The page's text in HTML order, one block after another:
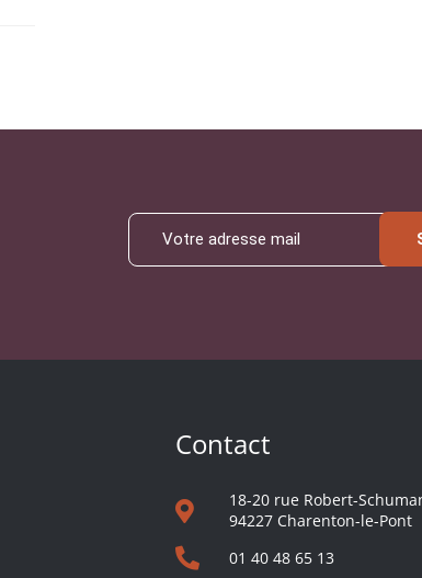
Contact
18-20 rue Robert-
94227 Charenton-le-Pont
01 40 48 65 13